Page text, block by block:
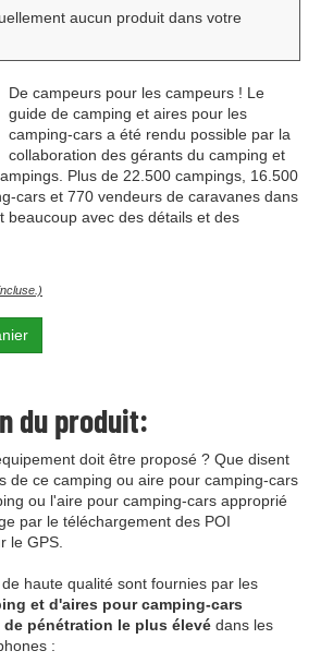
aucun produit dans votre
De campeurs pour les campeurs ! Le
guide de camping et aires pour les
camping-cars a été rendu possible par la
collaboration des gérants du camping et
Plus de 22.500 campings, 16.500
cars et 770 vendeurs de caravanes dans
beaucoup avec des détails et des
du produit:
doit être proposé ? Que disent
de ce camping ou aire pour camping-cars
ou l'aire pour camping-cars approprié
par le téléchargement des POI
le GPS.
haute qualité sont fournies par les
et d'aires pour camping-cars
pénétration le plus élevé dans les
: